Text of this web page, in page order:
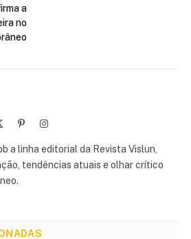
a
no
PinterestInstagram
a linha editorial da Revista Vislun,
tendências atuais e olhar crítico